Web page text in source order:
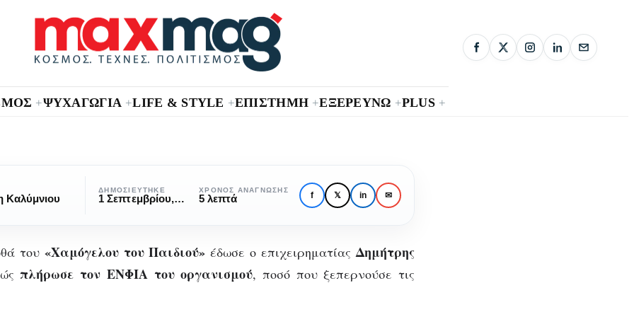
+ΨΥΧΑΓΩΓΙΑ +LIFE & STYLE +ΕΠΙΣΤΗΜΗ +ΕΞΕΡΕΥΝΩ +PLUS +
ο ΕΝΦΙΑ του
του Παιδιού»
από ιδιώτη
Καλύμνιου
ΔΗΜΟΣΙΕΎΤΗΚΕ
1 Σεπτεμβρίου, 2017
ΧΡΌΝΟΣ ΑΝΆΓΝΩΣΗΣ
5 λεπτά f 𝕏 in ✉
του «Χαμόγελου του Παιδιού» έδωσε ο επιχειρηματίαςΔημήτρης
πλήρωσε τον ΕΝΦΙΑ του οργανισμού, ποσό που ξεπερνούσε τις